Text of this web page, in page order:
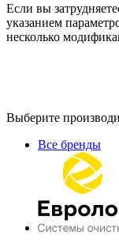
Если вы
указанием
несколько
Выберите
Все бренды